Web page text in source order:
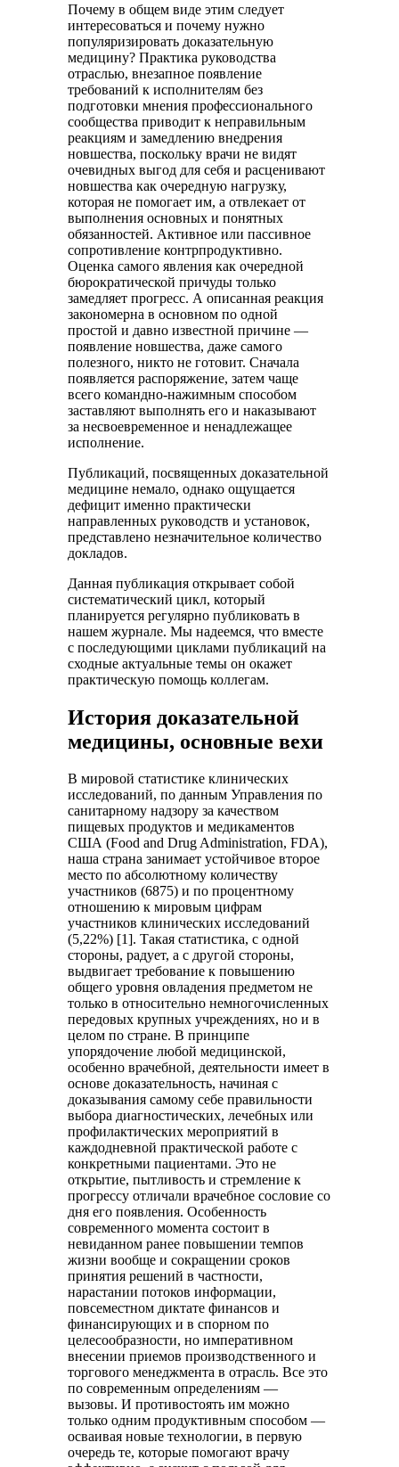
Почему в общем виде этим следует
интересоваться и почему нужно
популяризировать доказательную
медицину? Практика руководства
отраслью, внезапное появление
требований к исполнителям без
подготовки мнения профессионального
сообщества приводит к неправильным
реакциям и замедлению внедрения
новшества, поскольку врачи не видят
очевидных выгод для себя и расценивают
новшества как очередную нагрузку,
которая не помогает им, а отвлекает от
выполнения основных и понятных
обязанностей. Активное или пассивное
сопротивление контрпродуктивно.
Оценка самого явления как очередной
бюрократической причуды только
замедляет прогресс. А описанная реакция
закономерна в основном по одной
простой и давно известной причине —
появление новшества, даже самого
полезного, никто не готовит. Сначала
появляется распоряжение, затем чаще
всего командно-нажимным способом
заставляют выполнять его и наказывают
за несвоевременное и ненадлежащее
исполнение.
Публикаций, посвященных доказательной
медицине немало, однако ощущается
дефицит именно практически
направленных руководств и установок,
представлено незначительное количество
докладов.
Данная публикация открывает собой
систематический цикл, который
планируется регулярно публиковать в
нашем журнале. Мы надеемся, что вместе
с последующими циклами публикаций на
сходные актуальные темы он окажет
практическую помощь коллегам.
История доказательной
медицины, основные вехи
В мировой статистике клинических
исследований, по данным Управления по
санитарному надзору за качеством
пищевых продуктов и медикаментов
США (Food and Drug Administration, FDA),
наша страна занимает устойчивое второе
место по абсолютному количеству
участников (6875) и по процентному
отношению к мировым цифрам
участников клинических исследований
(5,22%) [1]. Такая статистика, с одной
стороны, радует, а с другой стороны,
выдвигает требование к повышению
общего уровня овладения предметом не
только в относительно немногочисленных
передовых крупных учреждениях, но и в
целом по стране. В принципе
упорядочение любой медицинской,
особенно врачебной, деятельности имеет в
основе доказательность, начиная с
доказывания самому себе правильности
выбора диагностических, лечебных или
профилактических мероприятий в
каждодневной практической работе с
конкретными пациентами. Это не
открытие, пытливость и стремление к
прогрессу отличали врачебное сословие со
дня его появления. Особенность
современного момента состоит в
невиданном ранее повышении темпов
жизни вообще и сокращении сроков
принятия решений в частности,
нарастании потоков информации,
повсеместном диктате финансов и
финансирующих и в спорном по
целесообразности, но императивном
внесении приемов производственного и
торгового менеджмента в отрасль. Все это
по современным определениям —
вызовы. И противостоять им можно
только одним продуктивным способом —
осваивая новые технологии, в первую
очередь те, которые помогают врачу